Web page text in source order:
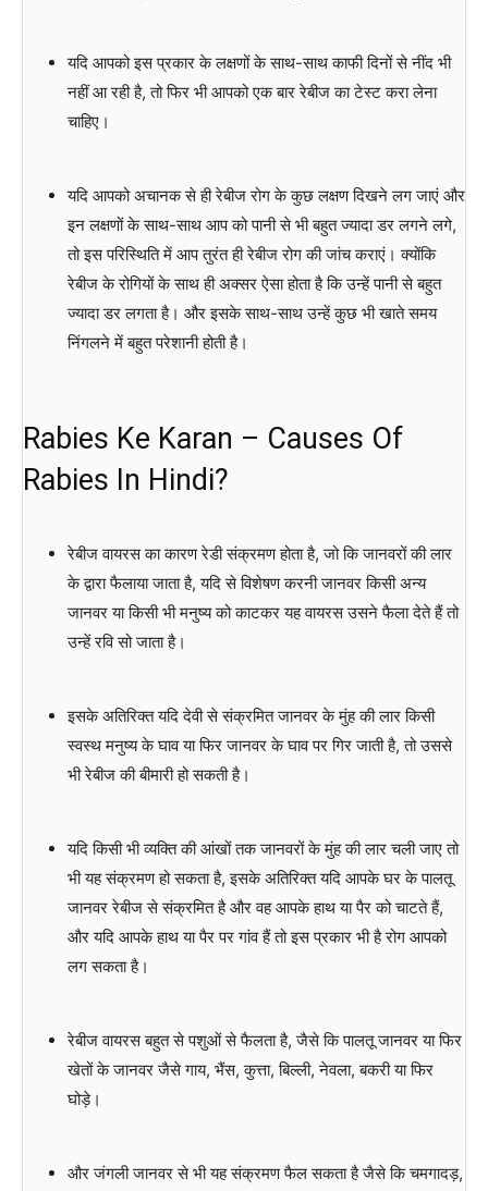
यदि आपको इस प्रकार के लक्षणों के साथ-साथ काफी दिनों से नींद भी
नहीं आ रही है, तो फिर भी आपको एक बार रेबीज का टेस्ट करा लेना
चाहिए।
यदि आपको अचानक से ही रेबीज रोग के कुछ लक्षण दिखने लग जाएं और
इन लक्षणों के साथ-साथ आप को पानी से भी बहुत ज्यादा डर लगने लगे,
तो इस परिस्थिति में आप तुरंत ही रेबीज रोग की जांच कराएं। क्योंकि
रेबीज के रोगियों के साथ ही अक्सर ऐसा होता है कि उन्हें पानी से बहुत
ज्यादा डर लगता है। और इसके साथ-साथ उन्हें कुछ भी खाते समय
निंगलने में बहुत परेशानी होती है।
Rabies Ke Karan – Causes Of
Rabies In Hindi?
रेबीज वायरस का कारण रेडी संक्रमण होता है, जो कि जानवरों की लार
के द्वारा फैलाया जाता है, यदि से विशेषण करनी जानवर किसी अन्य
जानवर या किसी भी मनुष्य को काटकर यह वायरस उसने फैला देते हैं तो
उन्हें रवि सो जाता है।
इसके अतिरिक्त यदि देवी से संक्रमित जानवर के मुंह की लार किसी
स्वस्थ मनुष्य के घाव या फिर जानवर के घाव पर गिर जाती है, तो उससे
भी रेबीज की बीमारी हो सकती है।
यदि किसी भी व्यक्ति की आंखों तक जानवरों के मुंह की लार चली जाए तो
भी यह संक्रमण हो सकता है, इसके अतिरिक्त यदि आपके घर के पालतू
जानवर रेबीज से संक्रमित है और वह आपके हाथ या पैर को चाटते हैं,
और यदि आपके हाथ या पैर पर गांव हैं तो इस प्रकार भी है रोग आपको
लग सकता है।
रेबीज वायरस बहुत से पशुओं से फैलता है, जैसे कि पालतू जानवर या फिर
खेतों के जानवर जैसे गाय, भैंस, कुत्ता, बिल्ली, नेवला, बकरी या फिर
घोड़े।
और जंगली जानवर से भी यह संक्रमण फैल सकता है जैसे कि चमगादड़,